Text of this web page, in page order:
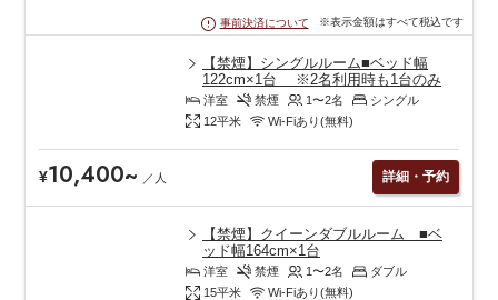
事前決済について ※表示金額はすべて税込です
【禁煙】シングルルーム■ベッド幅
122cm×1台 ※2名利用時も1台のみ
洋室 禁煙 1〜2名
シングル
12平米 Wi-Fiあり(無料)
¥10,400~ ／ 人 詳細・予約
【禁煙】クイーンダブルルーム ■ベ
ッド幅164cm×1台
洋室 禁煙 1〜2名
ダブル
15平米 Wi-Fiあり(無料)